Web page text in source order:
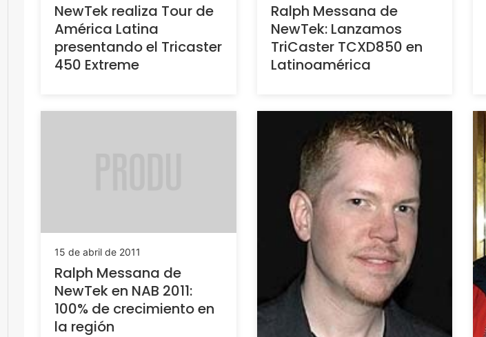
NewTek realiza Tour de
América Latina
presentando el Tricaster
450 Extreme
Ralph Messana de
NewTek: Lanzamos
TriCaster TCXD850 en
Latinoamérica
15 de abril de 2011
Ralph Messana de
NewTek en NAB 2011:
100% de crecimiento en
la región